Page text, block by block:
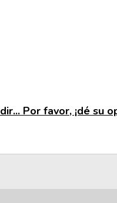
Por favor, ¡dé su